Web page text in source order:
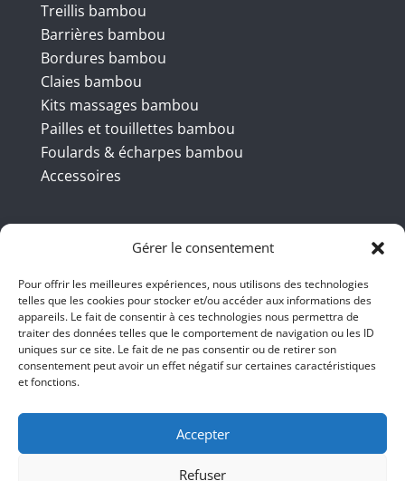
Gérer le consentement
Pour offrir les meilleures expériences, nous utilisons des technologies
telles que les cookies pour stocker et/ou accéder aux informations des
appareils. Le fait de consentir à ces technologies nous permettra de
traiter des données telles que le comportement de navigation ou les ID
uniques sur ce site. Le fait de ne pas consentir ou de retirer son
consentement peut avoir un effet négatif sur certaines caractéristiques
et fonctions.
Accepter
Refuser
Treillis bambou
Barrières bambou
Bordures bambou
Claies bambou
Kits massages bambou
Pailles et touillettes bambou
Foulards & écharpes bambou
Accessoires
Coordonnées
BBB INT LTD – RUE DU BAMBOU.COM
145 rue de la République 95100
Argenteuil
bienvenue@ruedubambou.com